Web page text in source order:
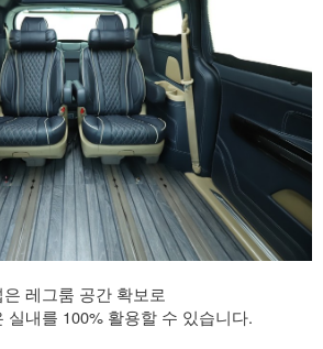
은 레그룸 공간 확보로
실내를 100% 활용할 수 있습니다.